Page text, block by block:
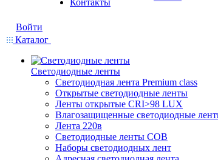
Контакты
Войти
Каталог
Светодиодные ленты
Светодиодная лента Premium class
Открытые светодиодные ленты
Ленты открытые CRI>98 LUX
Влагозащищенные светодиодные
Лента 220в
Светодиодные ленты COB
Наборы светодиодных лент